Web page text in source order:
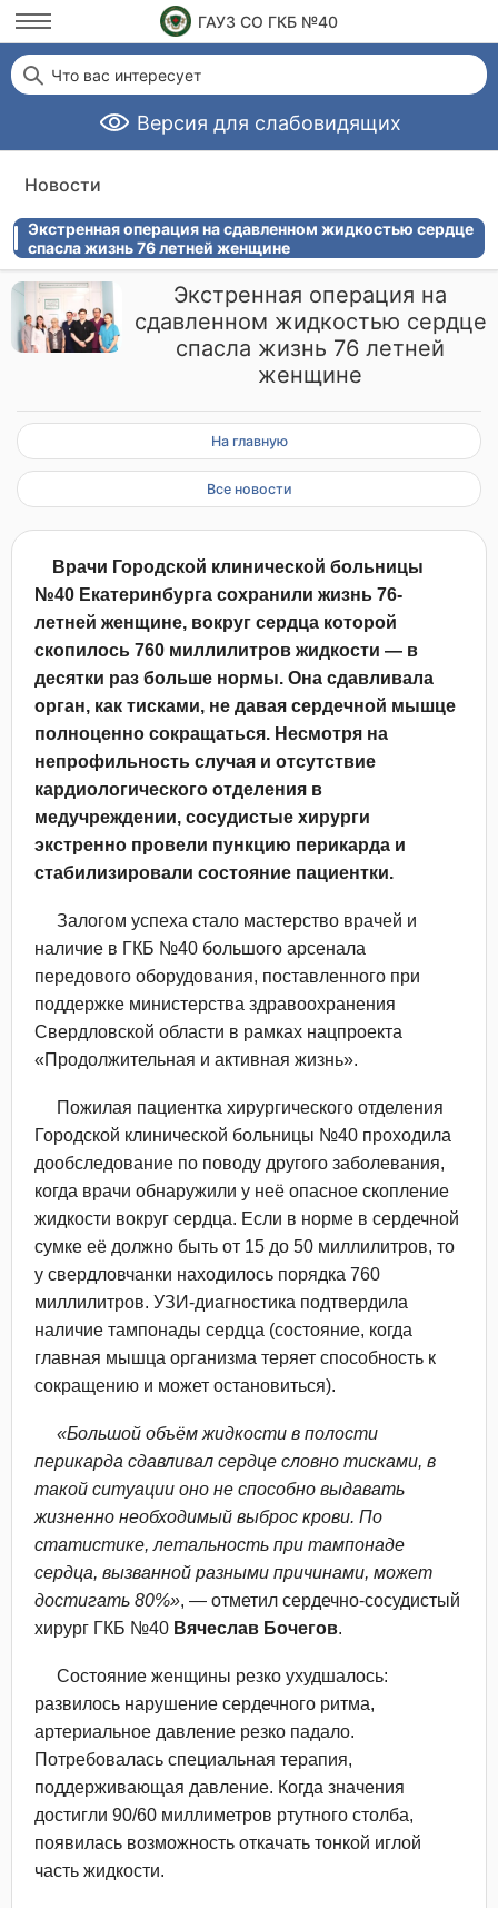
ГАУЗ СО ГКБ №40
Версия для слабовидящих
Что вас интересует
Новости
Экстренная операция на сдавленном жидкостью сердце
спасла жизнь 76 летней женщине
Экстренная операция на
сдавленном жидкостью сердце
спасла жизнь 76 летней
женщине
На главную
Все новости
Врачи Городской клинической больницы
№40 Екатеринбурга сохранили жизнь 76-
летней женщине, вокруг сердца которой
скопилось 760 миллилитров жидкости — в
десятки раз больше нормы. Она сдавливала
орган, как тисками, не давая сердечной мышце
полноценно сокращаться. Несмотря на
непрофильность случая и отсутствие
кардиологического отделения в
медучреждении, сосудистые хирурги
экстренно провели пункцию перикарда и
стабилизировали состояние пациентки.
Залогом успеха стало мастерство врачей и
наличие в ГКБ №40 большого арсенала
передового оборудования, поставленного при
поддержке министерства здравоохранения
Свердловской области в рамках нацпроекта
«Продолжительная и активная жизнь».
Пожилая пациентка хирургического отделения
Городской клинической больницы №40 проходила
дообследование по поводу другого заболевания,
когда врачи обнаружили у неё опасное скопление
жидкости вокруг сердца. Если в норме в сердечной
сумке её должно быть от 15 до 50 миллилитров, то
у свердловчанки находилось порядка 760
миллилитров. УЗИ-диагностика подтвердила
наличие тампонады сердца (состояние, когда
главная мышца организма теряет способность к
сокращению и может остановиться).
«Большой объём жидкости в полости
перикарда сдавливал сердце словно тисками, в
такой ситуации оно не способно выдавать
жизненно необходимый выброс крови. По
статистике, летальность при тампонаде
сердца, вызванной разными причинами, может
достигать 80%», — отметил сердечно-сосудистый
хирург ГКБ №40 Вячеслав Бочегов.
Состояние женщины резко ухудшалось:
развилось нарушение сердечного ритма,
артериальное давление резко падало.
Потребовалась специальная терапия,
поддерживающая давление. Когда значения
достигли 90/60 миллиметров ртутного столба,
появилась возможность откачать тонкой иглой
часть жидкости.